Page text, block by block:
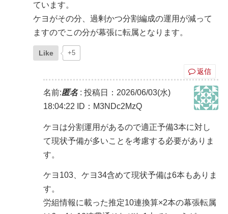
ています。
ケヨがその分、過剰かつ分割編成の運用が減って
ますのでこの分が幕張に転属となります。
Like +5
返信
名前:匿名: 投稿日：2026/06/03(水)
18:04:22
ID：M3NDc2MzQ
ケヨは分割運用があるので適正予備3本に対し
て現状予備が多いことを考慮する必要がありま
す。
ケヨ103、ケヨ34含めて現状予備は6本もありま
す。
労組情報に載った推定10連換算×2本の幕張転属